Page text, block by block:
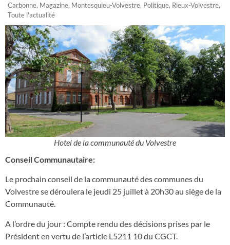
Carbonne, Magazine, Montesquieu-Volvestre, Politique, Rieux-Volvestre,
Toute l'actualité
Hotel de la communauté du Volvestre
Conseil Communautaire:
Le prochain conseil de la communauté des communes du
Volvestre se déroulera le jeudi 25 juillet à 20h30 au siège de la
Communauté.
A l’ordre du jour : Compte rendu des décisions prises par le
Président en vertu de l’article L5211 10 du CGCT.